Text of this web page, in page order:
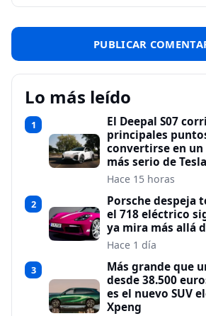
Lo más leído
1
El Deepal S07
principales
convertirse en
más serio de Tesla
Hace 15 horas
2
Porsche despeja
el 718 eléctrico
ya mira más allá
Hace 1 día
3
Más grande que
desde 38.500
es el nuevo SUV
Xpeng